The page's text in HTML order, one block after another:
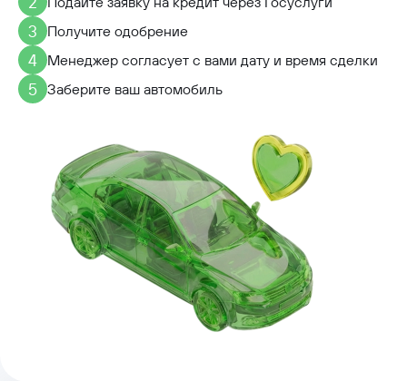
3 Получите одобрение
4 Менеджер согласует с вами дату и время сделки
5 Заберите ваш автомобиль